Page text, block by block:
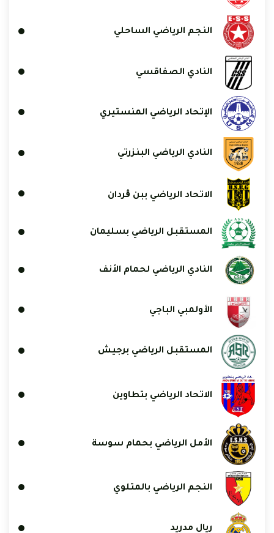
النجم الرياضي الساحلي
النادي الصفاقسي
الإتحاد الرياضي المنستيري
النادي الرياضي البنزرتي
الاتحاد الرياضي ببن ڨردان
المستقبل الرياضي بسليمان
النادي الرياضي لحمام الأنف
الأولمبي الباجي
المستقبل الرياضي برجيش
الاتحاد الرياضي بتطاوين
الأمل الرياضي بحمام سوسة
النجم الرياضي بالمتلوي
ريال مدريد